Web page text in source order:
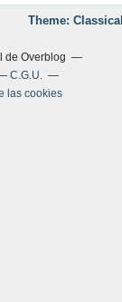
Theme:
de Overblog
C.G.U.
las cookies